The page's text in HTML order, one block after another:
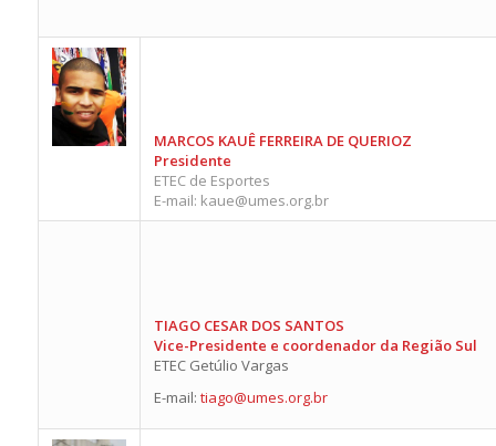
MARCOS KAUÊ FERREIRA DE QUERIOZ
Presidente
ETEC de Esportes
E-mail: kaue@umes.org.br
TIAGO CESAR DOS SANTOS
Vice-Presidente e coordenador da Região Sul
ETEC Getúlio Vargas
E-mail: tiago@umes.org.br